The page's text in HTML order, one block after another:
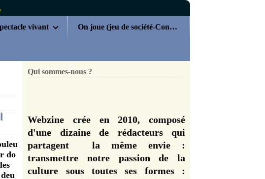
vivant On joue (jeu de société-Concours)
do
Qui sommes-nous ?
Webzine crée en 2010, composé
d'une dizaine de rédacteurs qui
partagent la même envie :
transmettre notre passion de la
culture sous toutes ses formes :